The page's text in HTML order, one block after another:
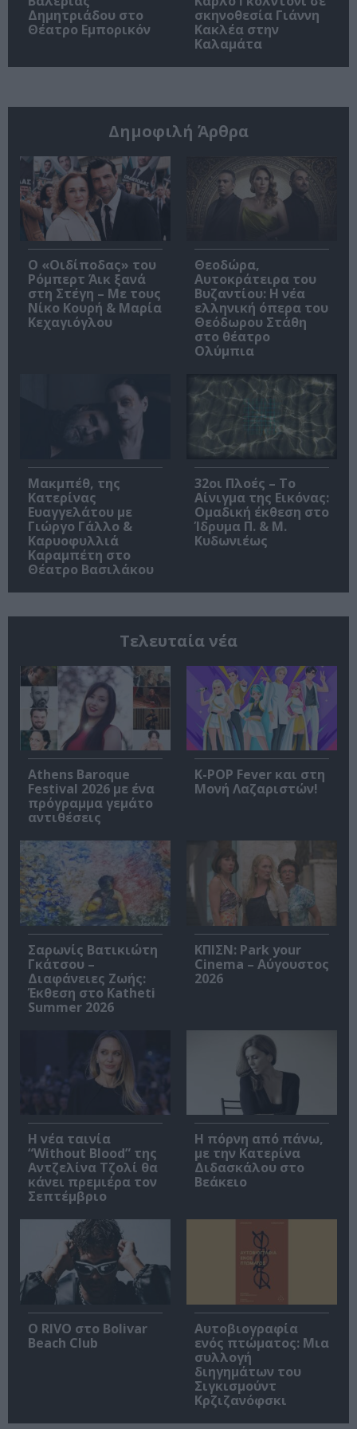
Δημητριάδου στο
Θέατρο Εμπορικόν
σκηνοθεσία Γιάννη
Κακλέα στην
Καλαμάτα
Δημοφιλή Άρθρα
O «Οιδίποδας» του
Ρόμπερτ Άικ ξανά
στη Στέγη – Με τους
Νίκο Κουρή & Μαρία
Κεχαγιόγλου
Θεοδώρα,
Αυτοκράτειρα του
Βυζαντίου: Η νέα
ελληνική όπερα του
Θεόδωρου Στάθη
στο θέατρο
Ολύμπια
Μακμπέθ, της
Κατερίνας
Ευαγγελάτου με
Γιώργο Γάλλο &
Καρυοφυλλιά
Καραμπέτη στο
Θέατρο Βασιλάκου
32οι Πλοές – Το
Αίνιγμα της Εικόνας:
Ομαδική έκθεση στο
Ίδρυμα Π. & Μ.
Κυδωνιέως
Τελευταία νέα
Athens Baroque
Festival 2026 με ένα
πρόγραμμα γεμάτο
αντιθέσεις
K-POP Fever και στη
Μονή Λαζαριστών!
Σαρωνίς Βατικιώτη
Γκάτσου –
Διαφάνειες Ζωής:
Έκθεση στο Katheti
Summer 2026
ΚΠΙΣΝ: Park your
Cinema – Αύγουστος
2026
Η νέα ταινία
“Without Blood” της
Αντζελίνα Τζολί θα
κάνει πρεμιέρα τον
Σεπτέμβριο
Η πόρνη από πάνω,
με την Κατερίνα
Διδασκάλου στο
Βεάκειο
Ο RIVO στο Bolivar
Beach Club
Αυτοβιογραφία
ενός πτώματος: Μια
συλλογή
διηγημάτων του
Σιγκισμούντ
Κρζιζανόφσκι